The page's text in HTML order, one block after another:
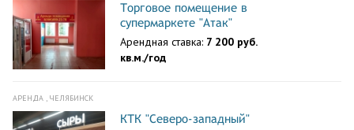
Торговое помещение в
супермаркете "Атак"
Арендная ставка: 7 200 руб.
кв.м./год
АРЕНДА , ЧЕЛЯБИНСК
КТК "Северо-западный"